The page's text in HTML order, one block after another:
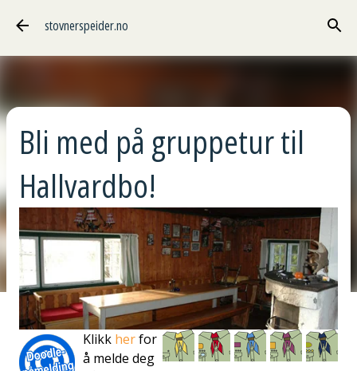
Gå til hovedinnhold
stovnerspeider.no
Bli med på gruppetur til
Hallvardbo!
Klikk herfor
å melde deg